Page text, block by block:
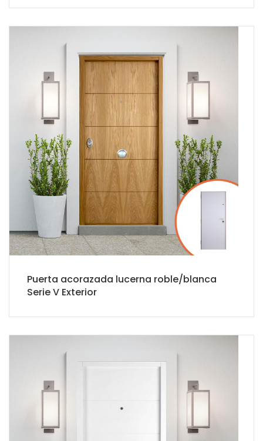
Puerta acorazada lucerna roble/blanca
Serie V Exterior